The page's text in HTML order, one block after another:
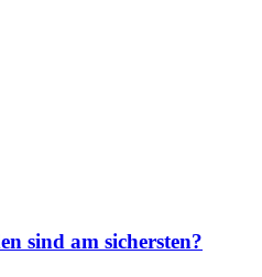
sind am sichersten?